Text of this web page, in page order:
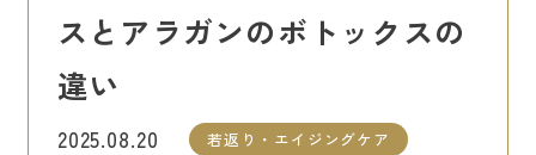
スとアラガンのボトックスの
違い
2025.08.20 若返り・エイジングケア